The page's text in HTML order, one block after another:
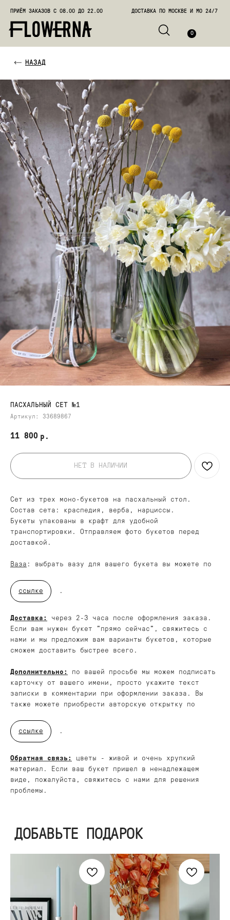
ПРИЁМ ЗАКАЗОВ С 08.00 ДО 22.00 ДОСТАВКА ПО МОСКВЕ И МО 24/7
ПАСХАЛЬНЫЙ СЕТ №1
Артикул: 33689867
11 800 р.
НЕТ В НАЛИЧИИ
Сет из трех моно-букетов на пасхальный стол.
Состав сета: краспедия, верба, нарциссы.
Букеты упакованы в крафт для удобной
транспортировки. Отправляем фото букетов перед
доставкой.
Ваза : выбрать вазу для вашего букета вы можете по
ссылке .
Доставка:
через 2-3 часа после оформления заказа.
Если вам нужен букет "прямо сейчас", свяжитесь с
нами и мы предложим вам варианты букетов, которые
сможем доставить быстрее всего.
Дополнительно:
по вашей просьбе мы можем подписать
карточку от вашего имени, просто укажите текст
записки в комментарии при оформлении заказа. Вы
также можете приобрести авторскую открытку по
ссылке .
Обратная связь:
цветы - живой и очень хрупкий
материал. Если ваш букет пришел в ненадлежащем
виде, пожалуйста, свяжитесь с нами для решения
проблемы.
ДОБАВЬТЕ ПОДАРОК
ВЫБЕРИТЕ ВАЗУ